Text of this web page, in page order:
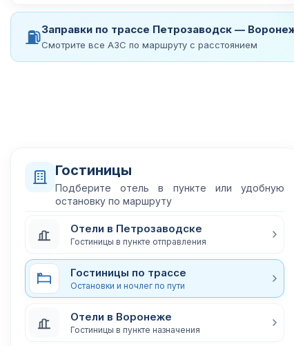
⛽Заправки по трассе Петрозаводск —
Смотрите все АЗС по маршруту с расстоянием
Гостиницы
Подберите отель в пункте или удобную
остановку по маршруту
Отели в Петрозаводске
Гостиницы в пункте отправления
Гостиницы по трассе
Остановки и ночлег по пути
Отели в Воронеже
Гостиницы в пункте назначения